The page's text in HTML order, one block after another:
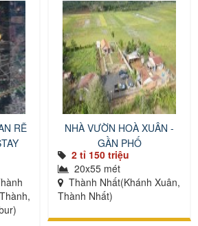
RẼ
NHÀ VƯỜN HOÀ XUÂN -
GẦN PHỐ
2 tỉ 150 triệu
20x55 mét
Thành Nhất(Khánh Xuân,
Thành Nhất)